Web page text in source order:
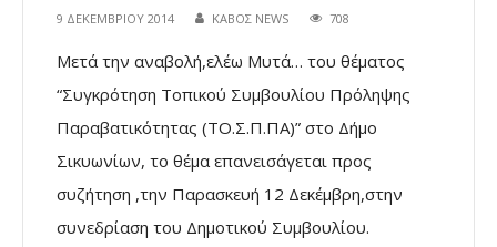
9 ΔΕΚΕΜΒΡΊΟΥ 2014 ΚΑΒΟΣ NEWS 708
Μετά την αναβολή,ελέω Μυτά… του θέματος
“Συγκρότηση Τοπικού Συμβουλίου Πρόληψης
Παραβατικότητας (ΤΟ.Σ.Π.ΠΑ)” στο Δήμο
Σικυωνίων, το θέμα επανεισάγεται προς
συζήτηση ,την Παρασκευή 12 Δεκέμβρη,στην
συνεδρίαση του Δημοτικού Συμβουλίου.